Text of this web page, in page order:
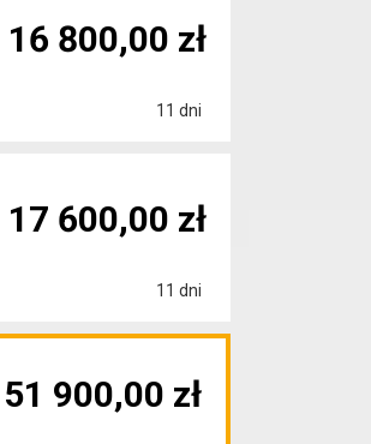
11 dni
16 800,00 zł
11 dni
17 600,00 zł
51 900,00 zł